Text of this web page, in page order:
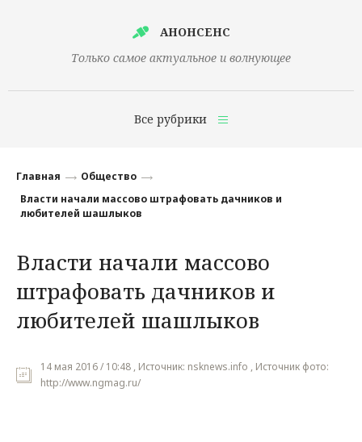
АНОНСЕНС
Только самое актуальное и волнующее
Все рубрики
Финансы
Наука
Культура
Общество
Мнения
Главная
Общество
Власти начали массово штрафовать дачников и
любителей шашлыков
Власти начали массово
штрафовать дачников и
любителей шашлыков
14 мая 2016 / 10:48 , Источник: nsknews.info , Источник фото:
http://www.ngmag.ru/